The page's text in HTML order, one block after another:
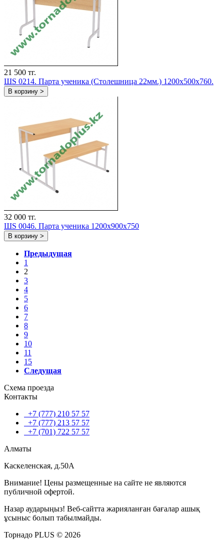
21 500 тг.
ШS 0214. Парта ученика (Столешница 22мм.) 1200х500х760.
В корзину >
32 000 тг.
ШS 0046. Парта ученика 1200х900х750
В корзину >
Предыдущая
1
2
3
4
5
6
7
8
9
10
11
15
Следущая
Схема проезда
Контакты
+7 (777) 210 57 57
+7 (777) 213 57 57
+7 (701) 722 57 57
Алматы
Каскеленская, д.50А
Внимание! Цены размещенные на сайте не являются
публичной офертой.
Назар аударыңыз! Веб-сайтта жарияланған бағалар ашық
ұсыныс болып табылмайды.
Торнадо PLUS © 2026